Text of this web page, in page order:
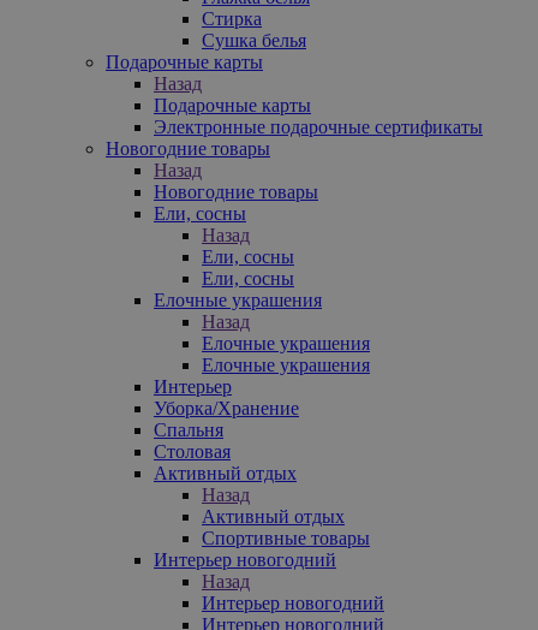
Стирка
Сушка белья
Подарочные карты
Назад
Подарочные карты
Электронные подарочные сертификаты
Новогодние товары
Назад
Новогодние товары
Ели, сосны
Назад
Ели, сосны
Ели, сосны
Елочные украшения
Назад
Елочные украшения
Елочные украшения
Интерьер
Уборка/Хранение
Спальня
Столовая
Активный отдых
Назад
Активный отдых
Спортивные товары
Интерьер новогодний
Назад
Интерьер новогодний
Интерьер новогодний